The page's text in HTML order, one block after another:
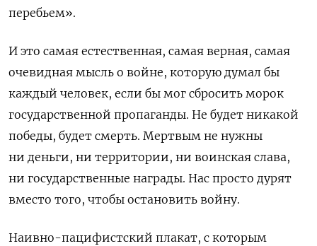
перебьем».
И это самая естественная, самая верная, самая
очевидная мысль о войне, которую думал бы
каждый человек, если бы мог сбросить морок
государственной пропаганды. Не будет никакой
победы, будет смерть. Мертвым не нужны
ни деньги, ни территории, ни воинская слава,
ни государственные награды. Нас просто дурят
вместо того, чтобы остановить войну.
Наивно-пацифистский плакат, с которым